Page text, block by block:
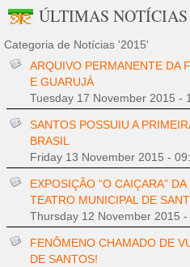
ÚLTIMAS NOTÍCIAS
Categoria de Notícias '2015'
ARQUIVO PERMANENTE DA
E GUARUJÁ
Tuesday 17 November 2015 -
SANTOS POSSUIU A
BRASIL
Friday 13 November 2015 -
EXPOSIÇÃO “O CAIÇARA”
TEATRO MUNICIPAL DE
Thursday 12 November 2015 -
FENÔMENO CHAMADO DE
DE SANTOS!